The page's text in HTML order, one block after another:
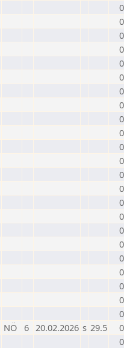
0
0
0
0
0
0
0
0
0
0
0
0
0
0
0
0
0
0
0
0
0
0
0
NÖ 6 20.02.2026 s 29.5 0
0